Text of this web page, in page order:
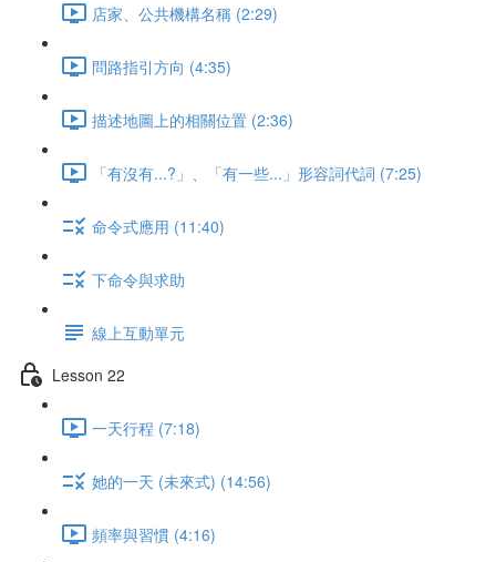
店家、公共機構名稱 (2:29)
問路指引方向 (4:35)
描述地圖上的相關位置 (2:36)
「有沒有...?」、「有一些...」形容詞代詞 (7:25)
命令式應用 (11:40)
下命令與求助
線上互動單元
Lesson 22
一天行程 (7:18)
她的一天 (未來式) (14:56)
頻率與習慣 (4:16)